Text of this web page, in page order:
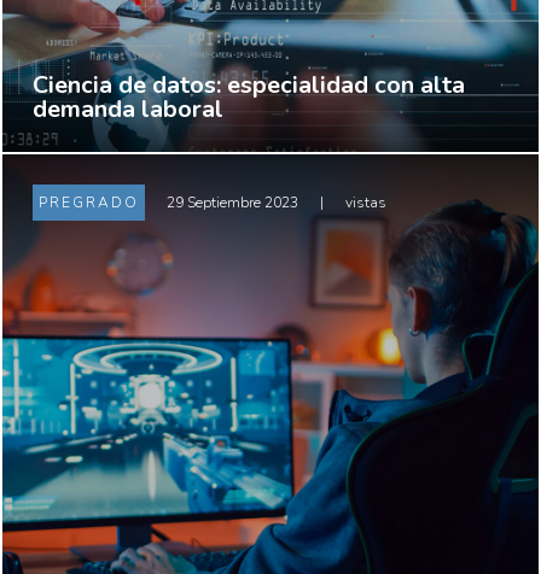
Ciencia de datos: especialidad con alta
demanda laboral
PREGRADO 29 Septiembre 2023 | vistas